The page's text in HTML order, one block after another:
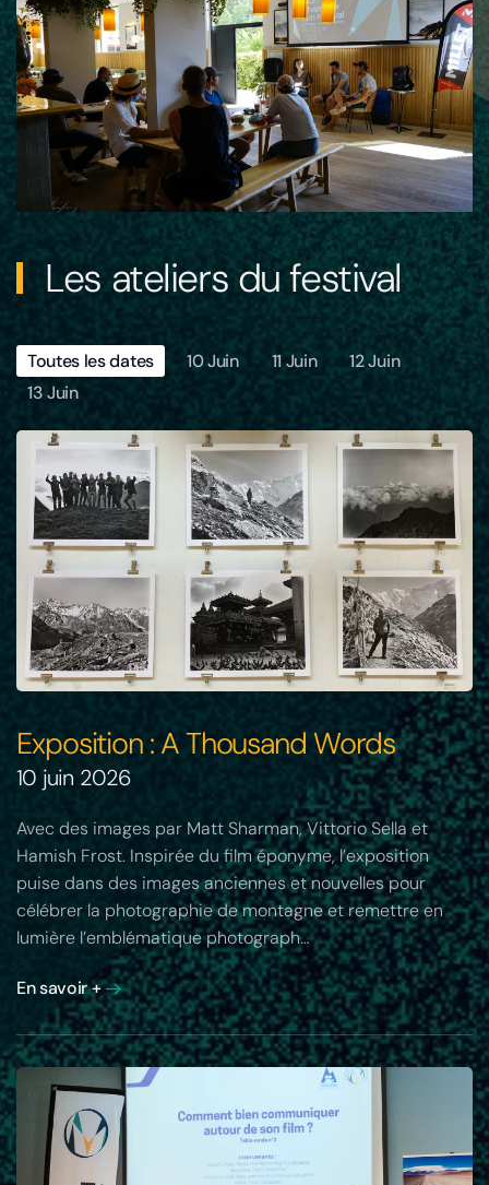
Les ateliers du festival
Toutes les dates 10 Juin 11 Juin
12 Juin
13 Juin
Exposition : A Thousand Words
10 juin 2026
Avec des images par Matt Sharman, Vittorio Sella et
Hamish Frost. Inspirée du film éponyme, l’exposition
puise dans des images anciennes et nouvelles pour
célébrer la photographie de montagne et remettre en
lumière l’emblématique photograph…
En savoir +